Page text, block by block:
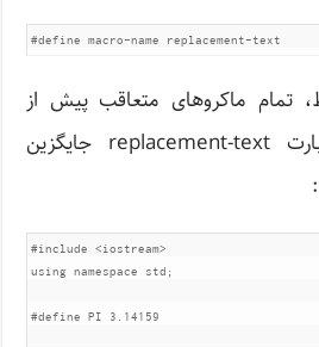
ماکروهای متعاقب پیش از
کامپایل برنامه، با عبارت replacement-text جایگزین
#include
<iostream>
using namespace std ;
#define PI 3.14159